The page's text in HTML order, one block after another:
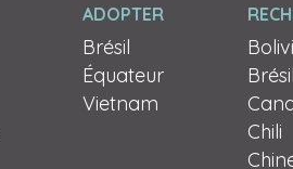
ADOPTER
Brésil
Équateur
Vietnam
Brésil
Chili